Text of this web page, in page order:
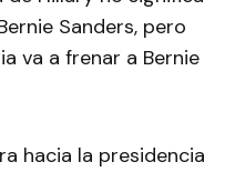
Sanders, pero
va a frenar a Bernie
hacia la presidencia